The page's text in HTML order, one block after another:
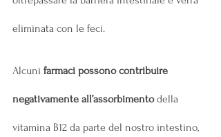
eliminata con le feci.
Alcuni farmaci possono contribuire
negativamente all’assorbimento della
vitamina B12 da parte del nostro intestino,